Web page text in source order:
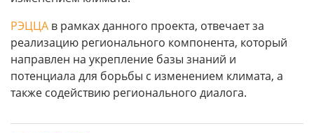
РЭЦЦА в рамках данного проекта, отвечает за
реализацию регионального компонента, который
направлен на укрепление базы знаний и
потенциала для борьбы с изменением климата, а
также содействию регионального диалога.